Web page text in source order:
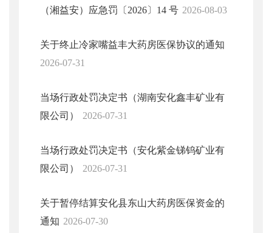
（湘益安）应急罚〔2026〕14 号 2026-08-03
关于终止冷家嘴益丰大药房医保协议的通知
2026-07-31
当场行政处罚决定书（湖南安化鑫丰矿业有
限公司）
2026-07-31
当场行政处罚决定书（安化紫金锑钨矿业有
限公司）
2026-07-31
关于暂停结算安化县东山大药房医保资金的
通知 2026-07-30